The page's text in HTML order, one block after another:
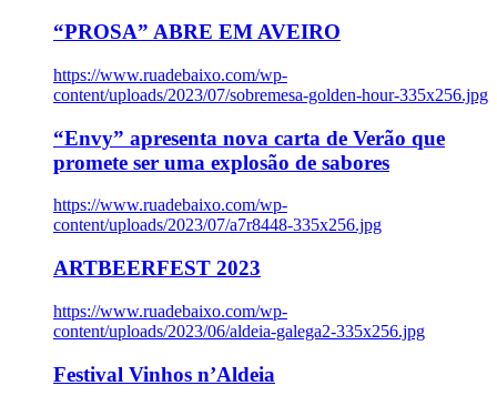
“PROSA” ABRE EM AVEIRO
https://www.ruadebaixo.com/wp-
content/uploads/2023/07/sobremesa-golden-hour-335x256.jpg
“Envy” apresenta nova carta de Verão que
promete ser uma explosão de sabores
https://www.ruadebaixo.com/wp-
content/uploads/2023/07/a7r8448-335x256.jpg
ARTBEERFEST 2023
https://www.ruadebaixo.com/wp-
content/uploads/2023/06/aldeia-galega2-335x256.jpg
Festival Vinhos n’Aldeia